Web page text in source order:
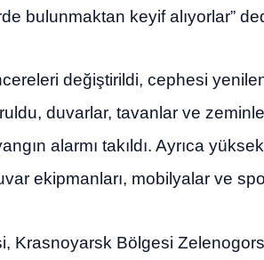
bulunmaktan keyif alıyorlar”
değiştirildi, cephesi
duvarlar, tavanlar ve
alarmı takıldı. Ayrıca
ekipmanları, mobilyalar ve
Krasnoyarsk Bölgesi